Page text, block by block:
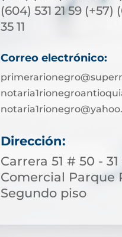
(604) 531 21 59 (+57)
35 11
Correo electrónico:
Dirección:
Carrera 51 # 50 -
Comercial Parque
Segundo piso